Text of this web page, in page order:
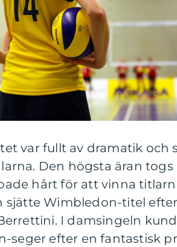
var fullt av dramatik och
Den högsta äran togs
hårt för att vinna
sjätte Wimbledon-titel
I damsingeln
seger efter en fantastisk